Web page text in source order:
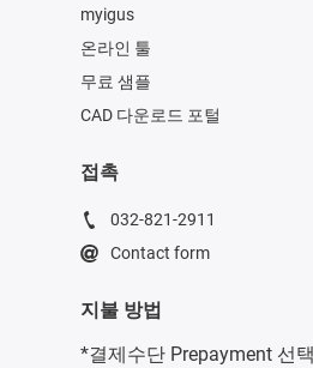
myigus
온라인 툴
무료 샘플
CAD 다운로드 포털
접촉
032-821-2911
Contact form
지불 방법
*결제수단 Prepayment 선